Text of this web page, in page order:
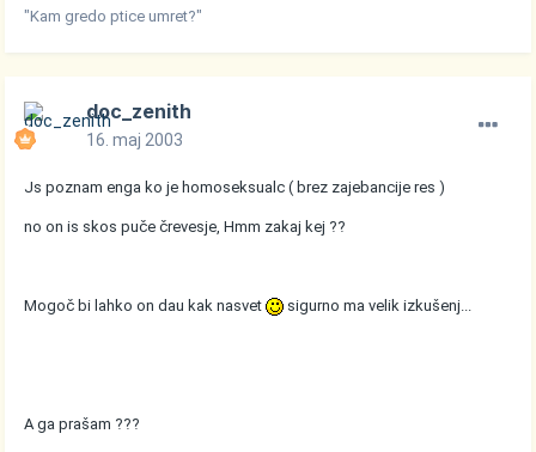
"Kam gredo ptice umret?"
doc_zenith
16. maj 2003
Js poznam enga ko je homoseksualc ( brez zajebancije res )
no on is skos puče črevesje, Hmm zakaj kej ??
Mogoč bi lahko on dau kak nasvet sigurno ma velik izkušenj...
A ga prašam ???